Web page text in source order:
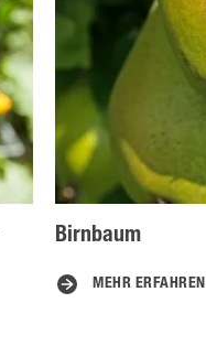
Birnbaum
MEHR ERFAHREN